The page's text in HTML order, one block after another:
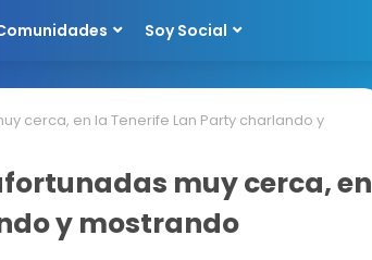
Soy Social
cerca, en la Tenerife Lan Party charlando y
muy cerca, en
y mostrando